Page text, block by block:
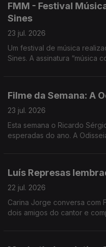
FMM - Festival
Sines
23 jul. 2026
Um festival de música
Sines. A assinatura “música
Filme da Semana: A
23 jul. 2026
Esta semana o Ricardo
esperadas do ano. A
Luís Represas
22 jul. 2026
Carina Jorge conversa com
dois amigos do cantor e